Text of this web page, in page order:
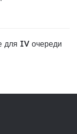
для IV очереди